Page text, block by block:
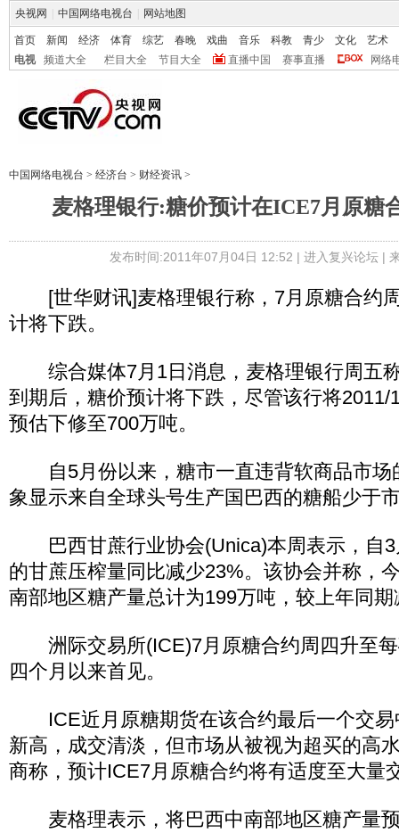
央视网 中国网络电视台 网站地图
首页 新闻 经济 体育 综艺 春晚 戏曲 音乐 科教 青少 文化
艺术
电视
频道大全 栏目大全 节目大全 直播中国 赛事直播 网络
中国网络电视台 > 经济台 > 财经资讯 >
麦格理银行:糖价预计在ICE7月原糖
发布时间:2011年07月04日 12:52 | 进入复兴论坛|
[世华财讯]麦格理银行称，7月原糖合约
计将下跌。
综合媒体7月1日消息，麦格理银行周五
到期后，糖价预计将下跌，尽管该行将2011/
预估下修至700万吨。
自5月份以来，糖市一直违背软商品市场
象显示来自全球头号生产国巴西的糖船少于
巴西甘蔗行业协会(Unica)本周表示，自3
的甘蔗压榨量同比减少23%。该协会并称，
南部地区糖产量总计为199万吨，较上年同
洲际交易所(ICE)7月原糖合约周四升至每
四个月以来首见。
ICE近月原糖期货在该合约最后一个交易
新高，成交清淡，但市场从被视为超买的高
商称，预计ICE7月原糖合约将有适度至大量
麦格理表示，将巴西中南部地区糖产量